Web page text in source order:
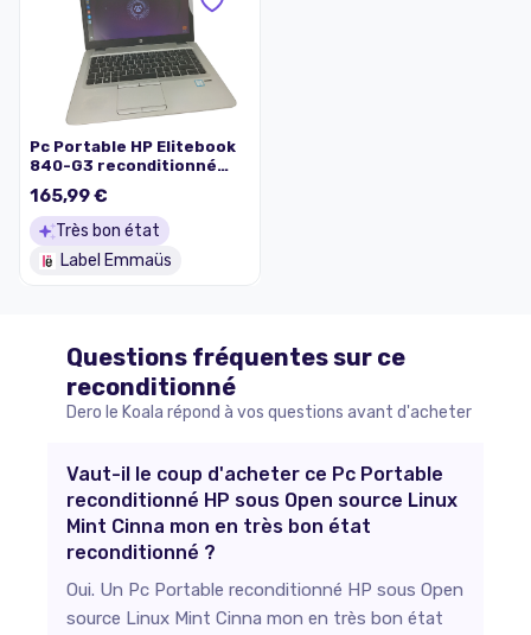
Pc Portable HP Elitebook
840-G3 reconditionné
sous Open source-
Ubuntu 26.04
165,99 €
Très bon état
Label Emmaüs
Questions fréquentes sur ce
reconditionné
Dero le Koala répond à vos questions avant d'acheter
Vaut-il le coup d'acheter ce Pc Portable
reconditionné HP sous Open source Linux
Mint Cinna mon en très bon état
reconditionné ?
Oui. Un Pc Portable reconditionné HP sous Open
source Linux Mint Cinna mon en très bon état